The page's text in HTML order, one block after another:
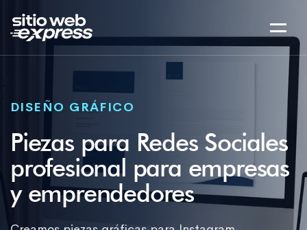
DISEÑO GRÁFICO
Piezas para Redes Sociales
profesional para empresas
y emprendedores